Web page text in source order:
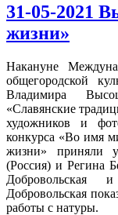
31-05-2021
жизни»
Накануне
общегородской
Владимира
«Славянские
художников и
конкурса «Во имя
жизни» приняли
(Россия) и Регина
Добровольская
работы с натуры.